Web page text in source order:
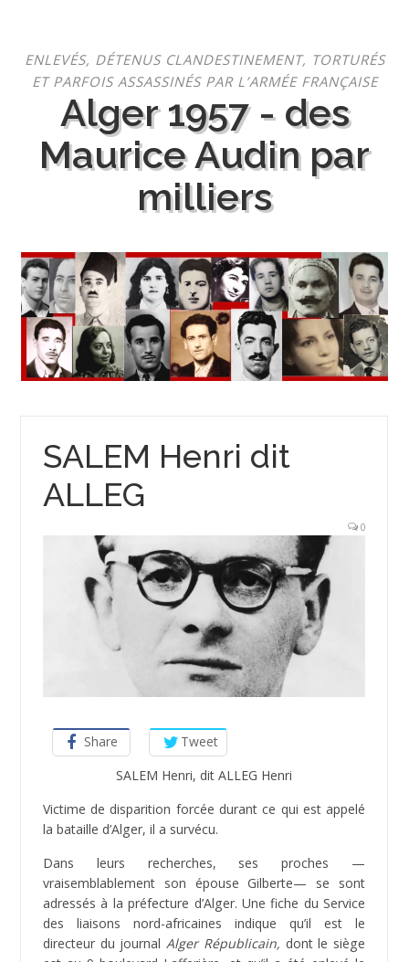
contenu
ENLEVÉS, DÉTENUS CLANDESTINEMENT, TORTURÉS
ET PARFOIS ASSASSINÉS PAR L’ARMÉE FRANÇAISE
Alger 1957 - des
Maurice Audin par
milliers
SALEM Henri dit
ALLEG
0
Share
Tweet
SALEM Henri, dit ALLEG Henri
­Victime de disparition forcée durant ce qui est appelé
la bataille d’Alger, il a survécu.
Dans leurs recherches, ses proches —
vraisemblablement son épouse Gilberte— se sont
adressés à la préfecture d’Alger. Une fiche du Service
des liaisons nord-africaines indique qu’il est le
directeur du journal Alger Républicain, dont le siège